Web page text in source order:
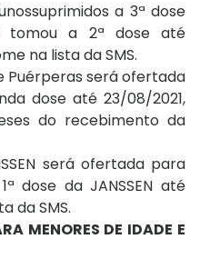
a 3ª dose
tomou a 2ª dose até
na lista da SMS.
Puérperas será ofertada
dose até 23/08/2021,
do recebimento da
será ofertada para
dose da JANSSEN até
da SMS.
MENORES DE IDADE E